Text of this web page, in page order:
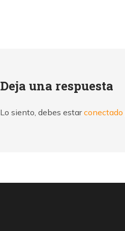
Deja una respuesta
Lo siento, debes estarconectado